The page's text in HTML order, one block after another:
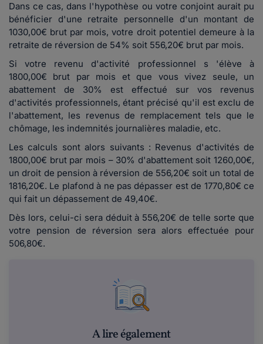
Dans ce cas, dans l'hypothèse ou votre conjoint aurait pu
bénéficier d'une retraite personnelle d'un montant de
1030,00€ brut par mois, votre droit potentiel demeure à la
retraite de réversion de 54% soit 556,20€ brut par mois.
Si votre revenu d'activité professionnel s 'élève à
1800,00€ brut par mois et que vous vivez seule, un
abattement de 30% est effectué sur vos revenus
d'activités professionnels, étant précisé qu'il est exclu de
l'abattement, les revenus de remplacement tels que le
chômage, les indemnités journalières maladie, etc.
Les calculs sont alors suivants : Revenus d'activités de
1800,00€ brut par mois – 30% d'abattement soit 1260,00€,
un droit de pension à réversion de 556,20€ soit un total de
1816,20€. Le plafond à ne pas dépasser est de 1770,80€ ce
qui fait un dépassement de 49,40€.
Dès lors, celui-ci sera déduit à 556,20€ de telle sorte que
votre pension de réversion sera alors effectuée pour
506,80€.
A lire également